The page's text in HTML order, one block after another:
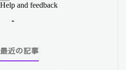
最近の記事